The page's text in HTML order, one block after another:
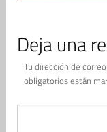
Deja una
Tu dirección de
obligatorios están